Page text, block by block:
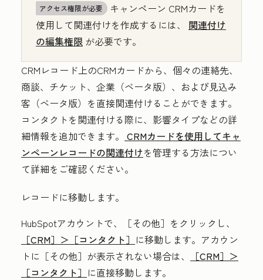
アクセス権限が必要 キャンペーン CRMカードを
使用して関連付けを作成するには、 関連付け
の編集権限 が必要です。
CRMレコード上のCRMカードから、個々の連絡先、
商談、チケット、企業（ベータ版）、および見込み
客（ベータ版）を直接関連付けることができます。
コンタクトを関連付ける際に、影響タイプなどの詳
細情報を追加できます。 CRMカードを使用してキャ
ンペーンレコードの関連付けを管理する方法につい
て詳細をご確認ください。
レコードに移動します。
HubSpotアカウントで、
［その他］をクリックし、
［CRM］＞ ［コンタクト］ に移動します。アカウン
トに ［その他］が表示されない場合は、
［CRM］＞
［コンタクト］ に直接移動します。